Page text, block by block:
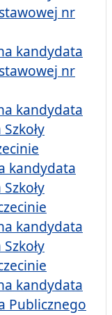
nr
kandydata
nr
kandydata
kandydata
kandydata
kandydata
Publicznego